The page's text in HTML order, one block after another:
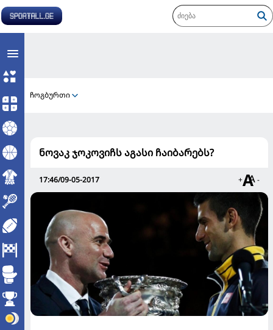
ჩოგბურთი
ნოვაკ ჯოკოვიჩს აგასი ჩაიბარებს?
17:46/09-05-2017 + -